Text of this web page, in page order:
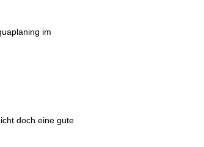
im
doch eine gute